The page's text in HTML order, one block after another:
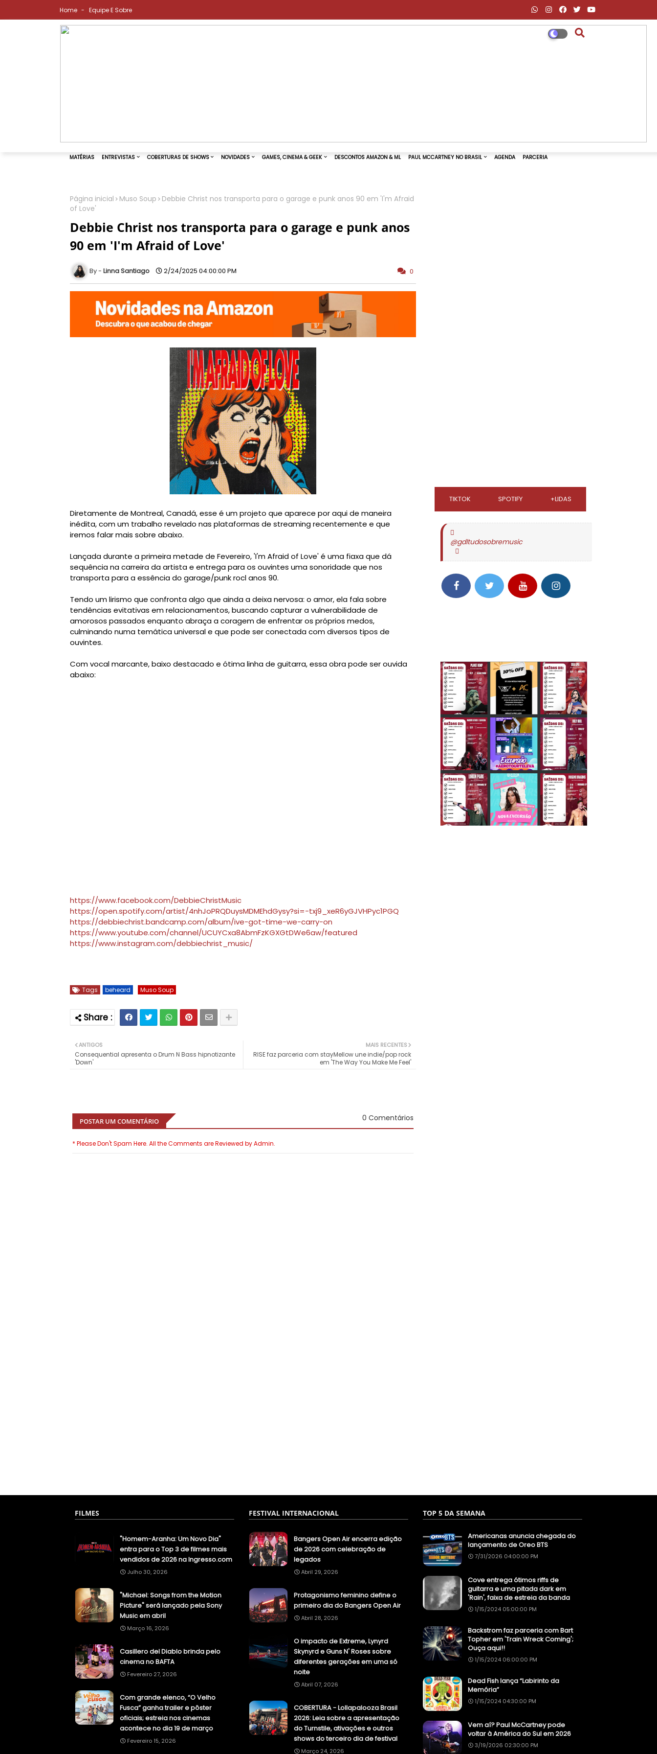
Home Equipe E Sobre
MATÉRIAS
Página inicial Muso Soup
Debbie Christ nos transporta para o garage e punk anos 90 em 'I'm Afraid
of Love'
Debbie Christ nos transporta para o garage e punk anos
90 em 'I'm Afraid of Love'
Linna Santiago 2/24/2025 04:00:00 PM 0
Diretamente de Montreal, Canadá, esse é um projeto que aparece por aqui de maneira
inédita, com um trabalho revelado nas plataformas de streaming recentemente e que
iremos falar mais sobre abaixo.
Lançada durante a primeira metade de Fevereiro, 'I'm Afraid of Love' é uma fiaxa que dá
sequência na carreira da artista e entrega para os ouvintes uma sonoridade que nos
transporta para a essência do garage/punk rocl anos 90.
Tendo um lirismo que confronta algo que ainda a deixa nervosa: o amor, ela fala sobre
tendências evitativas em relacionamentos, buscando capturar a vulnerabilidade de
amorosos passados ​​enquanto abraça a coragem de enfrentar os próprios medos,
culminando numa temática universal e que pode ser conectada com diversos tipos de
ouvintes.
Com vocal marcante, baixo destacado e ótima linha de guitarra, essa obra pode ser ouvida
abaixo:
https://www.facebook.com/DebbieChristMusic
https://open.spotify.com/artist/4nhJoPRQDuysMDMEhdGysy?si=-txj9_xeR6yGJVHPyc1PGQ
https://debbiechrist.bandcamp.com/album/ive-got-time-we-carry-on
https://www.youtube.com/channel/UCUYCxa8AbmFzKGXGtDWe6aw/featured
https://www.instagram.com/debbiechrist_music/
Tags beheard Muso Soup
MAIS RECENTES
RISE faz parceria com stayMellow une indie/pop rock
em 'The Way You Make Me Feel'
ANTIGOS
Consequential apresenta o Drum N Bass hipnotizante
'Down'
POSTAR UM COMENTÁRIO 0 Comentários
* Please Don't Spam Here. All the Comments are Reviewed by Admin.
TIKTOK SPOTIFY +LIDAS
@gdltudosobremusic
FILMES
"Homem-Aranha: Um Novo Dia"
entra para o Top 3 de filmes mais
vendidos de 2026 na Ingresso.com
Julho 30, 2026
"Michael: Songs from the Motion
Picture" será lançado pela Sony
Music em abril
Março 16, 2026
Casillero del Diablo brinda pelo
cinema no BAFTA
Fevereiro 27, 2026
Com grande elenco, “O Velho
Fusca” ganha trailer e pôster
oficiais; estreia nos cinemas
acontece no dia 19 de março
Fevereiro 15, 2026
FESTIVAL INTERNACIONAL
Bangers Open Air encerra edição
de 2026 com celebração de
legados
Abril 29, 2026
Protagonismo feminino define o
primeiro dia do Bangers Open Air
Abril 28, 2026
O impacto de Extreme, Lynyrd
Skynyrd e Guns N' Roses sobre
diferentes gerações em uma só
noite
Abril 07, 2026
COBERTURA - Lollapalooza Brasil
2026: Leia sobre a apresentação
do Turnstile, ativações e outros
shows do terceiro dia de festival
Março 24, 2026
TOP 5 DA SEMANA
Americanas anuncia chegada do
lançamento de Oreo BTS
7/31/2026 04:00:00 PM
Cove entrega ótimos riffs de
guitarra e uma pitada dark em
'Rain', faixa de estreia da banda
1/15/2024 05:00:00 PM
Backstrom faz parceria com Bart
Topher em 'Train Wreck Coming';
Ouça aqui!!
1/15/2024 06:00:00 PM
Dead Fish lança “Labirinto da
Memória”
1/15/2024 04:30:00 PM
Vem aí? Paul McCartney pode
voltar à América do Sul em 2026
3/19/2026 02:30:00 PM